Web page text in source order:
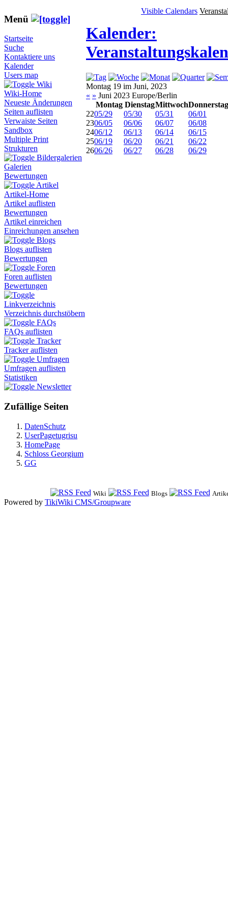
Menü
Startseite
Suche
Kontaktiere uns
Kalender
Users map
Wiki
Wiki-Home
Neueste Änderungen
Seiten auflisten
Verwaiste Seiten
Sandbox
Multiple Print
Strukturen
Bildergalerien
Galerien
Bewertungen
Artikel
Artikel-Home
Artikel auflisten
Bewertungen
Artikel einreichen
Einreichungen ansehen
Blogs
Blogs auflisten
Bewertungen
Foren
Foren auflisten
Bewertungen
Linkverzeichnis
Verzeichnis durchstöbern
FAQs
FAQs auflisten
Tracker
Tracker auflisten
Umfragen
Umfragen auflisten
Statistiken
Newsletter
Zufällige Seiten
DatenSchutz
UserPagetugrisu
HomePage
Schloss Georgium
GG
Visible Calendars
Kalender:
Montag 19 im Juni, 2023
« » Juni 2023 Europe/Berlin
Montag DienstagMittwochDonnerstag
2205/29 05/30 05/31
06/01
2306/05 06/06 06/07
06/08
2406/12 06/13 06/14
06/15
2506/19 06/20 06/21
06/22
2606/26 06/27 06/28 06/29
Wiki Blogs
Powered by TikiWiki CMS/Groupware